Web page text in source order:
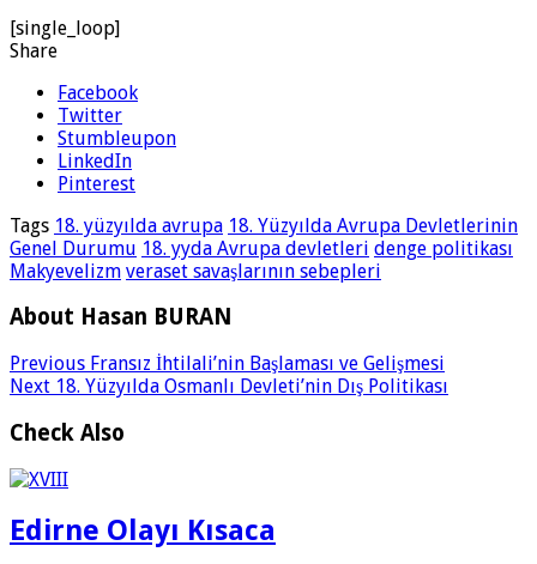
[single_loop]
Share
Facebook
Twitter
Stumbleupon
LinkedIn
Pinterest
Tags 18. yüzyılda avrupa 18. Yüzyılda Avrupa Devletlerinin
Genel Durumu 18. yyda Avrupa devletleri denge politikası
Makyevelizm veraset savaşlarının sebepleri
About Hasan BURAN
Previous Fransız İhtilali’nin Başlaması ve Gelişmesi
Next 18. Yüzyılda Osmanlı Devleti’nin Dış Politikası
Check Also
Edirne Olayı Kısaca